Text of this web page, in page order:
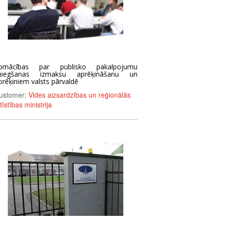
par publisko pakalpojumu
izmaksu aprēķināšanu un
valsts pārvaldē
Vides aizsardzības un reģionālās
ministrija